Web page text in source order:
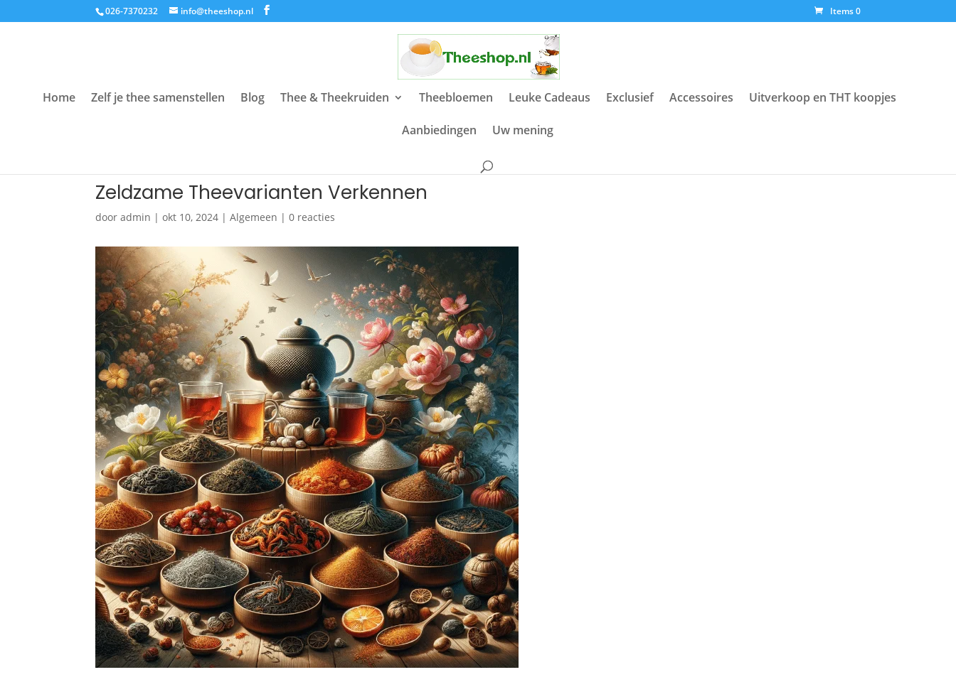
026-7370232 info@theeshop.nl Items 0
Home Zelf je thee samenstellen Blog Thee & Theekruiden Theebloemen Leuke Cadeaus Exclusief Accessoires Uitverkoop en THT koopjes
Aanbiedingen Uw mening
Zeldzame Theevarianten Verkennen
dooradmin |okt 10, 2024 |Algemeen |0 reacties